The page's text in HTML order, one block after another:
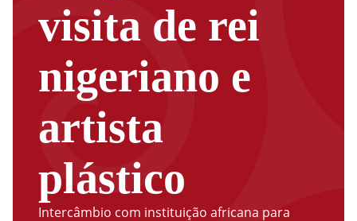
visita de rei
nigeriano e
artista
plástico
Intercâmbio com instituição africana para